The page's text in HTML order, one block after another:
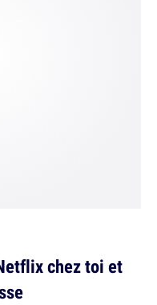
chez toi et